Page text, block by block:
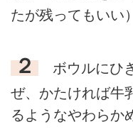
たが残ってもいい
２ ボウルにひ
ぜ、かたければ牛
るようなやわらか